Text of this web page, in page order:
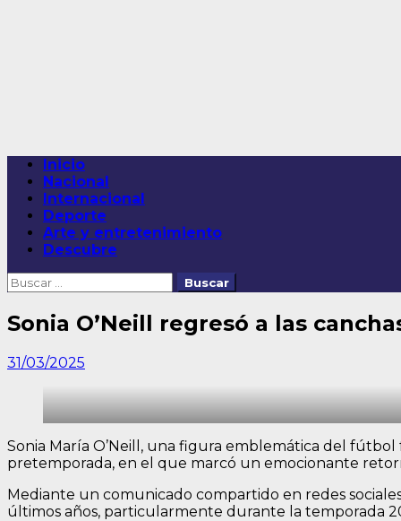
Menú
principal
Inicio
Nacional
Internacional
Deporte
Arte y entretenimiento
Descubre
Buscar:
Sonia O’Neill regresó a las
31/03/2025
Sonia María O’Neill, una figura emblemática del
pretemporada, en el que marcó un emocionante
Mediante un comunicado compartido en redes
últimos años, particularmente durante la temporada